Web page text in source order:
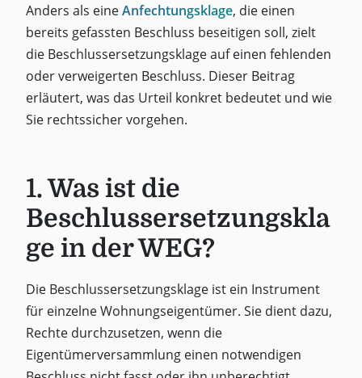
Anders als eineAnfechtungsklage, die einen
bereits gefassten Beschluss beseitigen soll, zielt
die Beschlussersetzungsklage auf einen fehlenden
oder verweigerten Beschluss. Dieser Beitrag
erläutert, was das Urteil konkret bedeutet und wie
Sie rechtssicher vorgehen.
1. Was ist die
Beschlussersetzungskla
ge in der WEG?
Die Beschlussersetzungsklage ist ein Instrument
für einzelne Wohnungseigentümer. Sie dient dazu,
Rechte durchzusetzen, wenn die
Eigentümerversammlung einen notwendigen